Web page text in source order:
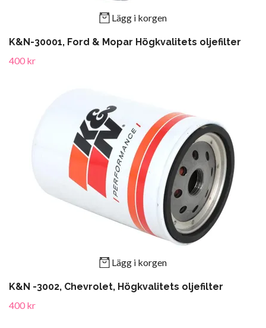
Lägg i korgen
K&N-30001, Ford & Mopar Högkvalitets oljefilter
400 kr
Lägg i korgen
K&N -3002, Chevrolet, Högkvalitets oljefilter
400 kr